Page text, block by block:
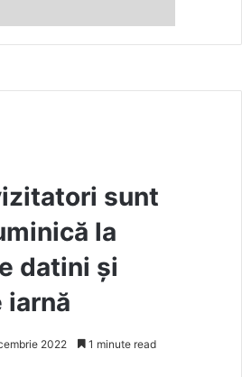
sunt
la
datini și
iarnă
2022 1 minute read